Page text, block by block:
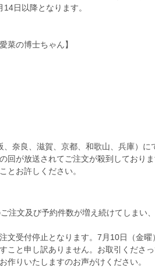
日以降となります。
菜の博士ちゃん】
奈良、滋賀、京都、和歌山、兵庫）に
回が放送されてご注文が殺到しておりま
とお許しください。
注文及び予約件数が増え続けてしまい
文受付停止となります。7月10日（金曜
こと申し訳ありません。お取引くださ
作りいたしますのお声がけください。